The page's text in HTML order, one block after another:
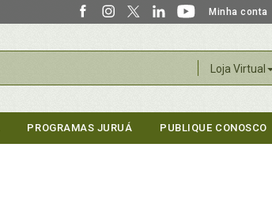
Minha conta
Loja Virtual
PROGRAMAS JURUÁ PUBLIQUE CONOSCO